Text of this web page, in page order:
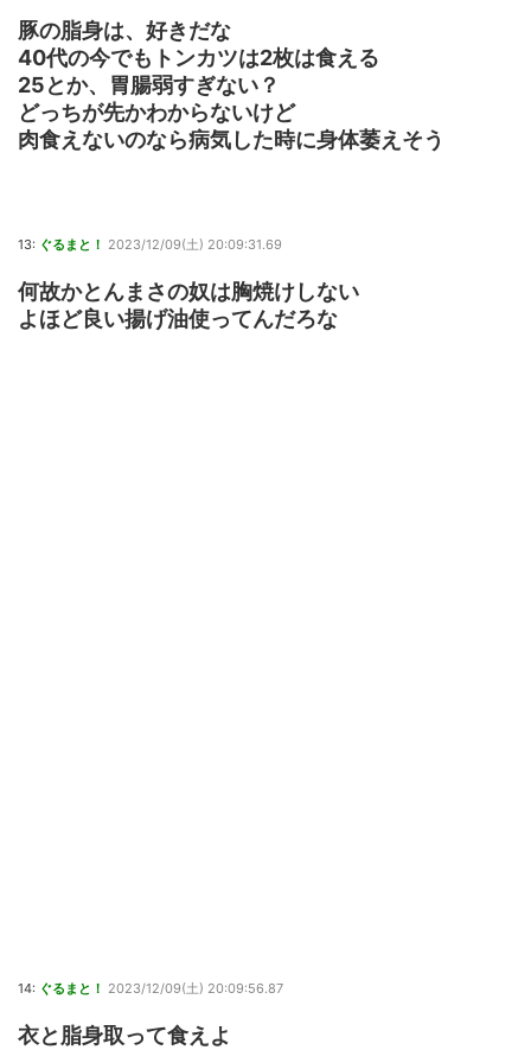
豚の脂身は、好きだな
40代の今でもトンカツは2枚は食える
25とか、胃腸弱すぎない？
どっちが先かわからないけど
肉食えないのなら病気した時に身体萎えそう
13: ぐるまと！ 2023/12/09(土) 20:09:31.69
何故かとんまさの奴は胸焼けしない
よほど良い揚げ油使ってんだろな
14: ぐるまと！ 2023/12/09(土) 20:09:56.87
衣と脂身取って食えよ